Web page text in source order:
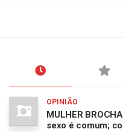
OPINIÃO
MULHER
sexo é comum;